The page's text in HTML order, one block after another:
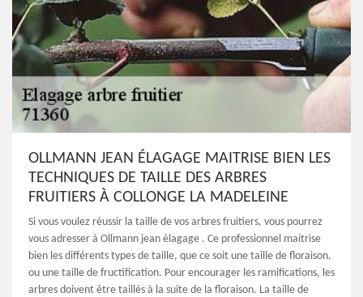
OLLMANN JEAN ÉLAGAGE MAITRISE BIEN LES
TECHNIQUES DE TAILLE DES ARBRES
FRUITIERS À COLLONGE LA MADELEINE
Si vous voulez réussir la taille de vos arbres fruitiers, vous pourrez
vous adresser à Ollmann jean élagage . Ce professionnel maitrise
bien les différents types de taille, que ce soit une taille de floraison,
ou une taille de fructification. Pour encourager les ramifications, les
arbres doivent être taillés à la suite de la floraison. La taille de